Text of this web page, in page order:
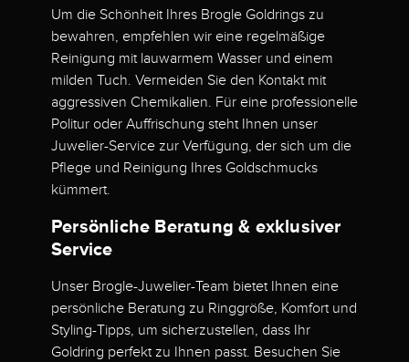
Um die Schönheit Ihres Brogle Goldrings zu
bewahren, empfehlen wir eine regelmäßige
Reinigung mit lauwarmem Wasser und einem
milden Tuch. Vermeiden Sie den Kontakt mit
aggressiven Chemikalien. Für eine professionelle
Politur oder Auffrischung steht Ihnen unser
Juwelier-Service zur Verfügung, der sich um die
Pflege und Reinigung Ihres Goldschmucks
kümmert.
Persönliche Beratung & exklusiver
Service
Unser Brogle-Juwelier-Team bietet Ihnen eine
persönliche Beratung zu Ringgröße, Komfort und
Styling-Tipps, um sicherzustellen, dass Ihr
Goldring perfekt zu Ihnen passt. Besuchen Sie